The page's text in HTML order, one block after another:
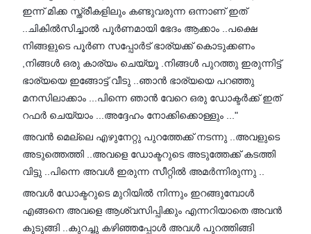
ഇന്ന് മിക്ക സ്ത്രീകളിലും കണ്ടുവരുന്ന ഒന്നാണ് ഇത്
..ചികിൽസിച്ചാൽ പൂർണമായി ഭേദം ആക്കാം ..പക്ഷെ
നിങ്ങളുടെ പൂർണ സപ്പോർട് ഭാര്യക്ക് കൊടുക്കണം
,നിങ്ങൾ ഒരു കാര്യം ചെയ്യൂ .നിങ്ങൾ പുറത്തു ഇരുന്നിട്ട്
ഭാര്യയെ ഇങ്ങോട്ട് വീടു ..ഞാൻ ഭാര്യയെ പറഞ്ഞു
മനസിലാക്കാം ...പിന്നെ ഞാൻ വേറെ ഒരു ഡോക്ടർക്ക് ഇത്
റഫർ ചെയ്യാം ...അദ്ദേഹം നോക്കിക്കൊള്ളും ..."
അവൻ മെല്ലെ എഴുനേറ്റു പുറത്തേക്ക് നടന്നു ..അവളുടെ
അടുത്തെത്തി ..അവളെ ഡോക്ടറുടെ അടുത്തേക്ക് കടത്തി
വിട്ടു ..പിന്നെ അവൾ ഇരുന്ന സീറ്റിൽ അമർന്നിരുന്നു ..
അവൾ ഡോക്ടറുടെ മുറിയിൽ നിന്നും ഇറങ്ങുമ്പോൾ
എങ്ങനെ അവളെ ആശ്വസിപ്പിക്കും എന്നറിയാതെ അവൻ
കുടുങ്ങി ..കുറച്ചു കഴിഞ്ഞപ്പോൾ അവൾ പുറത്തിങ്ങി